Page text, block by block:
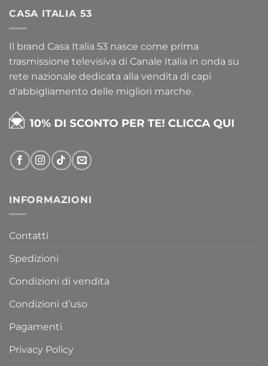
CASA ITALIA 53
Il brand Casa Italia 53 nasce come prima
trasmissione televisiva di Canale Italia in onda su
rete nazionale dedicata alla vendita di capi
d'abbigliamento delle migliori marche.
INFORMAZIONI
Contatti
Spedizioni
Condizioni di vendita
Condizioni d’uso
Pagamenti
Privacy Policy